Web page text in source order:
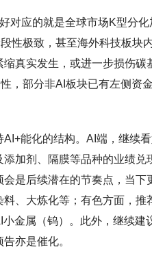
对应的就是全球市场K型分
性极致，甚至海外科技板块
真实发生，或进一步损伤
，部分非AI板块已有左侧资
能化的结构。AI端，继续
加剂、隔膜等品种的业绩
是后续潜在的节奏点，当
、大炼化等；有色方面，
金属（钨）。此外，继续
亦是催化。